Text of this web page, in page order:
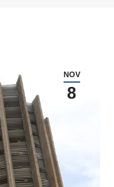
NOV
8